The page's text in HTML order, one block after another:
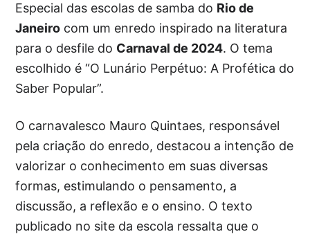
Especial das escolas de samba do Rio de
Janeiro com um enredo inspirado na literatura
para o desfile do Carnaval de 2024. O tema
escolhido é “O Lunário Perpétuo: A Profética do
Saber Popular”.
O carnavalesco Mauro Quintaes, responsável
pela criação do enredo, destacou a intenção de
valorizar o conhecimento em suas diversas
formas, estimulando o pensamento, a
discussão, a reflexão e o ensino. O texto
publicado no site da escola ressalta que o